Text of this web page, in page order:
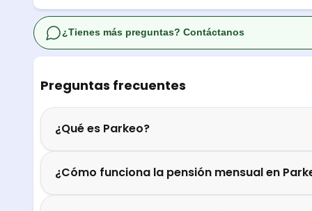
Preguntas frecuentes
¿Qué es Parkeo?
¿Cómo funciona la pensión mensual en
¿Tienes más preguntas? Contáctanos